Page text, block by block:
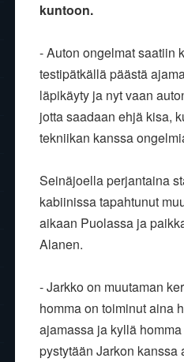
kuntoon.
- Auton ongelmat saatiin
testipätkällä päästä
läpikäyty ja nyt vaan
jotta saadaan ehjä kisa,
tekniikan kanssa
Seinäjoella perjantaina
kabiinissa tapahtunut
aikaan Puolassa ja
Alanen.
- Jarkko on muutaman
homma on toiminut aina
ajamassa ja kyllä
pystytään Jarkon